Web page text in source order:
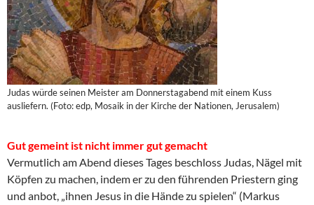
Judas würde seinen Meister am Donnerstagabend mit einem Kuss
ausliefern. (Foto: edp, Mosaik in der Kirche der Nationen, Jerusalem)
Gut gemeint ist nicht immer gut gemacht
Vermutlich am Abend dieses Tages beschloss Judas, Nägel mit
Köpfen zu machen, indem er zu den führenden Priestern ging
und anbot, „ihnen Jesus in die Hände zu spielen“ (Markus